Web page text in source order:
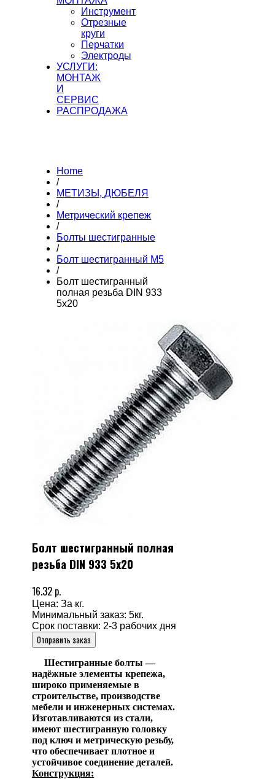
Инструмент
Отрезные
круги
Перчатки
Электроды
УСЛУГИ:
МОНТАЖ
И
СЕРВИС
РАСПРОДАЖА
Home
/
МЕТИЗЫ, ДЮБЕЛЯ
/
Метрический крепеж
/
Болты шестигранные
/
Болт шестигранный М5
/
Болт шестигранный
полная резьба DIN 933
5х20
Болт шестигранный полная
резьба DIN 933 5х20
16.32 р.
Цена: За кг.
Минимальный заказ: 5кг.
Срок поставки: 2-3 рабочих дня
Отправить заказ
Шестигранные болты —
надёжные элементы крепежа,
широко применяемые в
строительстве, производстве
мебели и инженерных системах.
Изготавливаются из стали,
имеют шестигранную головку
под ключ и метрическую резьбу,
что обеспечивает плотное и
устойчивое соединение деталей.
Конструкция: